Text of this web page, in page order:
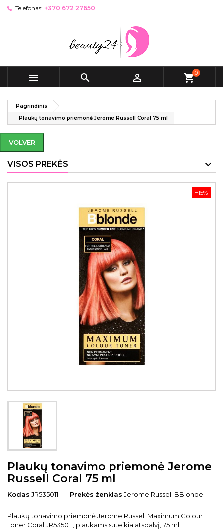
Telefonas: +370 672 27650
   shopping_cart0
Pagrindinis
Plaukų tonavimo priemonė Jerome Russell Coral 75 ml
VOLVER
VISOS PREKĖS
−15%
Plaukų tonavimo priemonė Jerome
Russell Coral 75 ml
Kodas JR535011 Prekės ženklas Jerome Russell BBlonde
Plaukų tonavimo priemonė Jerome Russell Maximum Colour
Toner Coral JR535011, plaukams suteikia atspalvį, 75 ml